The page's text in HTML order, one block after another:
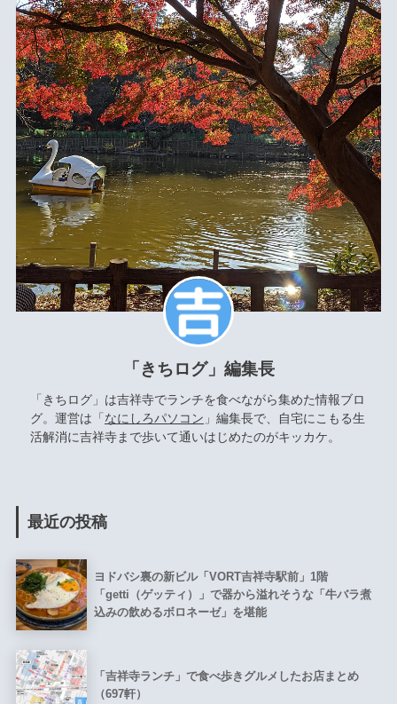
「きちログ」編集長
「きちログ」は吉祥寺でランチを食べながら集めた情報ブロ
グ。運営は「 なにしろパソコン 」編集長で、自宅にこもる生
活解消に吉祥寺まで歩いて通いはじめたのがキッカケ。
最近の投稿
ヨドバシ裏の新ビル「VORT吉祥寺駅前」1階
「getti（ゲッティ）」で器から溢れそうな「牛バラ煮
込みの飲めるボロネーゼ」を堪能
「吉祥寺ランチ」で食べ歩きグルメしたお店まとめ
（697軒）